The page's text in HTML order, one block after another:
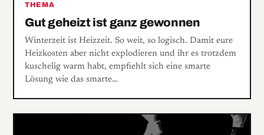
THEMA
Gut geheizt ist ganz gewonnen
Winterzeit ist Heizzeit. So weit, so logisch. Damit eure
Heizkosten aber nicht explodieren und ihr es trotzdem
kuschelig warm habt, empfiehlt sich eine smarte
Lösung wie das smarte…